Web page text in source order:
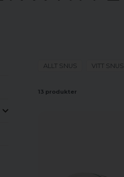
ALLT SNUS VITT SNUS
13 produkter